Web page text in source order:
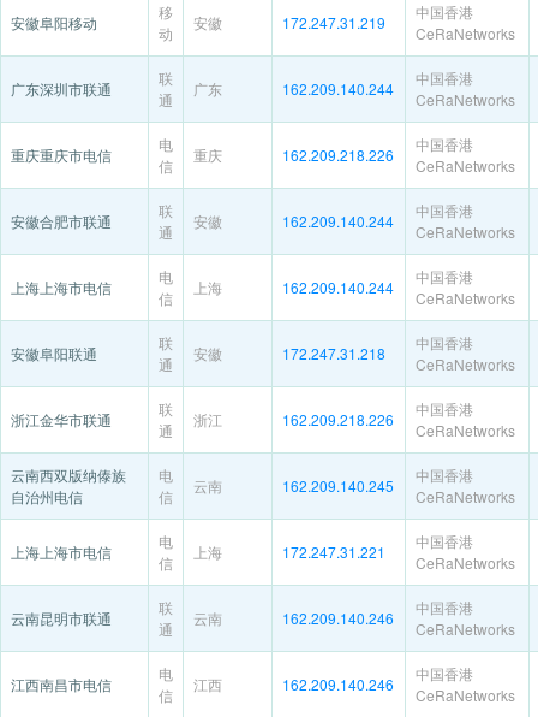
安徽阜阳移动
移
动
安徽 172.247.31.219
中国香港
CeRaNetworks
广东深圳市联通
联
通
广东 162.209.140.244
中国香港
CeRaNetworks
重庆重庆市电信
电
信
重庆 162.209.218.226
中国香港
CeRaNetworks
安徽合肥市联通
联
通
安徽 162.209.140.244
中国香港
CeRaNetworks
上海上海市电信
电
信
上海 162.209.140.244
中国香港
CeRaNetworks
安徽阜阳联通
联
通
安徽 172.247.31.218
中国香港
CeRaNetworks
浙江金华市联通
联
通
浙江 162.209.218.226
中国香港
CeRaNetworks
云南西双版纳傣族
自治州电信
电
信
云南 162.209.140.245
中国香港
CeRaNetworks
上海上海市电信
电
信
上海 172.247.31.221
中国香港
CeRaNetworks
云南昆明市联通
联
通
云南 162.209.140.246
中国香港
CeRaNetworks
江西南昌市电信
电
信
江西 162.209.140.246
中国香港
CeRaNetworks